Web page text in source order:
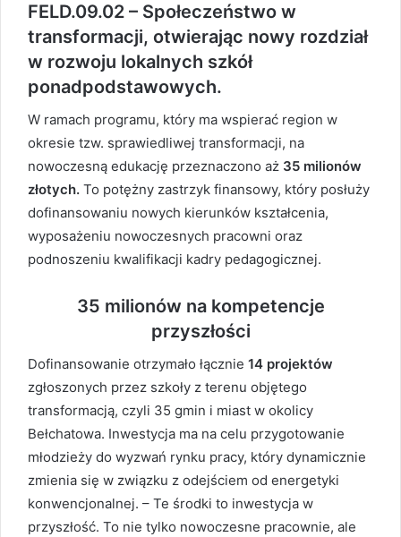
FELD.09.02 – Społeczeństwo w
transformacji, otwierając nowy rozdział
w rozwoju lokalnych szkół
ponadpodstawowych.
W ramach programu, który ma wspierać region w
okresie tzw. sprawiedliwej transformacji, na
nowoczesną edukację przeznaczono aż 35 milionów
złotych. To potężny zastrzyk finansowy, który posłuży
dofinansowaniu nowych kierunków kształcenia,
wyposażeniu nowoczesnych pracowni oraz
podnoszeniu kwalifikacji kadry pedagogicznej.
35 milionów na kompetencje
przyszłości
Dofinansowanie otrzymało łącznie 14 projektów
zgłoszonych przez szkoły z terenu objętego
transformacją, czyli 35 gmin i miast w okolicy
Bełchatowa. Inwestycja ma na celu przygotowanie
młodzieży do wyzwań rynku pracy, który dynamicznie
zmienia się w związku z odejściem od energetyki
konwencjonalnej. – Te środki to inwestycja w
przyszłość. To nie tylko nowoczesne pracownie, ale